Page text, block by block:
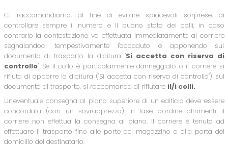
Ci raccomandiamo, al fine di evitare spiacevoli sorprese, di
controllare sempre il numero e il buono stato dei colli; in caso
contrario la contestazione va effettuata immediatamente al corriere
segnalandoci tempestivamente l'accaduto e apponendo sul
documento di trasporto la dicitura "Si accetta con riserva di
controllo". Se il collo è particolarmente danneggiato o il corriere si
rifiuta di apporre la dicitura ("Si accetta con riserva di controllo") sul
documento di trasporto, si raccomanda di rifiutare il/i colli.
Un'eventuale consegna al piano superiore di un edificio deve essere
concordata (con un sovrapprezzo) in fase d'ordine altrimenti il
corriere non effettua la consegna al piano. Il corriere è tenuto ad
effettuare il trasporto fino alle porte del magazzino o alla porta del
domicilio del destinatario.